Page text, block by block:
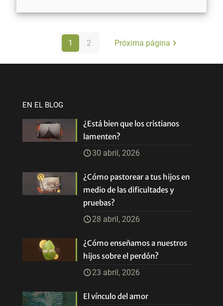
1 2 Próxima página
EN EL BLOG
¿Está bien que los cristianos
lamenten?
30 abril, 2026
¿Cómo pastorear a tus hijos en
medio de las dificultades y
pruebas?
28 abril, 2026
¿Cómo enseñamos a nuestros
hijos sobre el perdón?
23 abril, 2026
El vínculo del amor